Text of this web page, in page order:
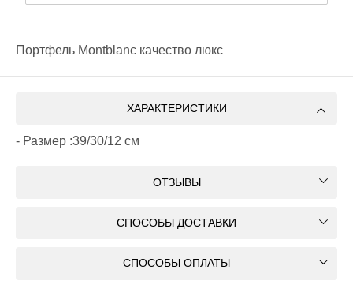
Портфель Montblanc качество люкс
ХАРАКТЕРИСТИКИ
- Размер :39/30/12 см
ОТЗЫВЫ
СПОСОБЫ ДОСТАВКИ
СПОСОБЫ ОПЛАТЫ